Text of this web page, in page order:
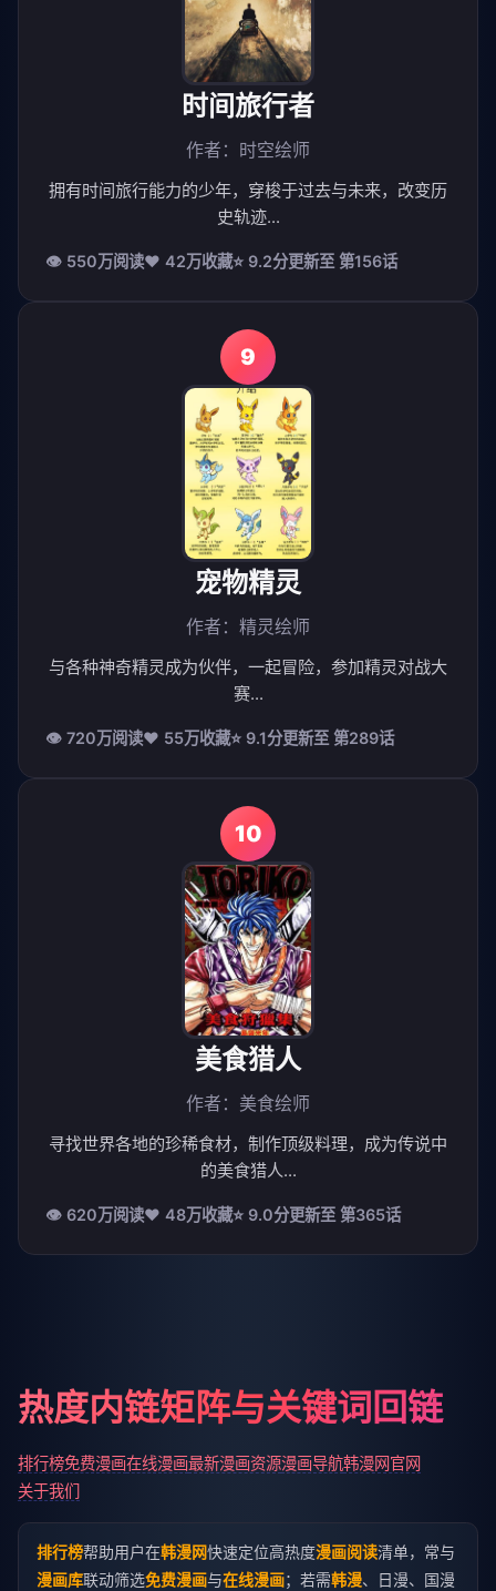
时间旅行者
作者：时空绘师
拥有时间旅行能力的少年，穿梭于过去与未来，改变历
史轨迹...
👁 550万阅读❤️ 42万收藏⭐ 9.2分更新至 第156话
9
宠物精灵
作者：精灵绘师
与各种神奇精灵成为伙伴，一起冒险，参加精灵对战大
赛...
👁 720万阅读❤️ 55万收藏⭐ 9.1分更新至 第289话
10
美食猎人
作者：美食绘师
寻找世界各地的珍稀食材，制作顶级料理，成为传说中
的美食猎人...
👁 620万阅读❤️ 48万收藏⭐ 9.0分更新至 第365话
热度内链矩阵与关键词回链
排行榜免费漫画在线漫画最新漫画资源漫画导航韩漫网官网
关于我们
排行榜帮助用户在韩漫网快速定位高热度漫画阅读清单，常与
漫画库联动筛选免费漫画与在线漫画；若需韩漫、日漫、国漫